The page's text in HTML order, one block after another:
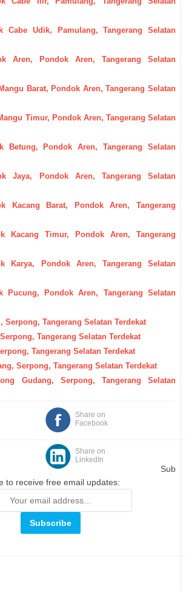
Cabe Udik, Pamulang, Tangerang Selatan
Aren, Pondok Aren, Tangerang Selatan
Barat, Pondok Aren, Tangerang Selatan
Timur, Pondok Aren, Tangerang Selatan
Betung, Pondok Aren, Tangerang Selatan
Jaya, Pondok Aren, Tangerang Selatan
Kacang Barat, Pondok Aren, Tangerang
Kacang Timur, Pondok Aren, Tangerang
Karya, Pondok Aren, Tangerang Selatan
Pucung, Pondok Aren, Tangerang Selatan
Serpong, Tangerang Selatan Terdekat
Tangerang Selatan Terdekat
Tangerang Selatan Terdekat
Serpong, Tangerang Selatan Terdekat
Gudang, Serpong, Tangerang Selatan
Share on
Facebook
Share on
LinkedIn
Sub
to receive free email updates: